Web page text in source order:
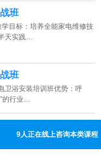
班
目标：培养全能家电维修技
天实践…
班
卫浴安装培训班优势：呼
的行业…
9人正在线上咨询本类课程